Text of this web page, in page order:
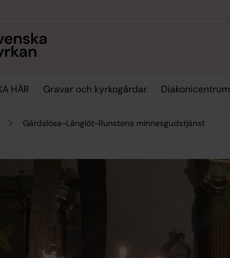
HÄR Gravar och kyrkogårdar Diakonicentrum
Gärdslösa-Långlöt-Runstens minnesgudstjänst